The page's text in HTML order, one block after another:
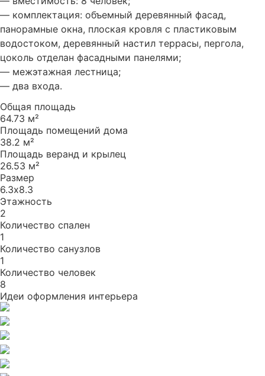
— комплектация: объемный деревянный фасад,
панорамные окна, плоская кровля с пластиковым
водостоком, деревянный настил террасы, пергола,
цоколь отделан фасадными панелями;
— межэтажная лестница;
— два входа.
Общая площадь
64.73 м²
Площадь помещений дома
38.2 м²
Площадь веранд и крылец
26.53 м²
Размер
6.3х8.3
Этажность
2
Количество спален
1
Количество санузлов
1
Количество человек
8
Идеи оформления интерьера